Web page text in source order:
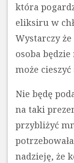
która
eliksiru w
Wystarczy
osoba
może
Nie będę
na taki
przybliżyć
nadzieję, że